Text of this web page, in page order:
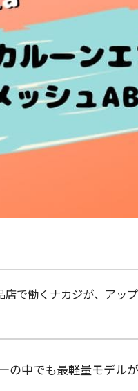
店で働くナカジが、アッ
中でも最軽量モデルが